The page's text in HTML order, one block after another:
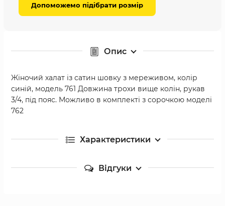
Допоможемо підібрати розмір
Опис
Жіночий халат із сатин шовку з мереживом, колір
синій, модель 761 Довжина трохи вище колін, рукав
3/4, під пояс. Можливо в комплекті з сорочкою моделі
762
Характеристики
Відгуки